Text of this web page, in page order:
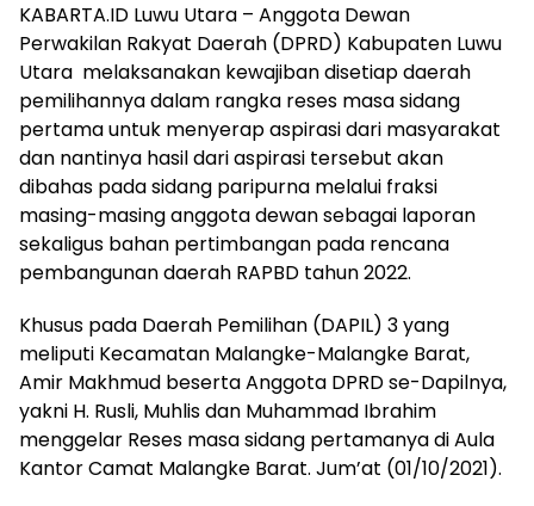
KABARTA.ID Luwu Utara – Anggota Dewan
Perwakilan Rakyat Daerah (DPRD) Kabupaten Luwu
Utara melaksanakan kewajiban disetiap daerah
pemilihannya dalam rangka reses masa sidang
pertama untuk menyerap aspirasi dari masyarakat
dan nantinya hasil dari aspirasi tersebut akan
dibahas pada sidang paripurna melalui fraksi
masing-masing anggota dewan sebagai laporan
sekaligus bahan pertimbangan pada rencana
pembangunan daerah RAPBD tahun 2022.
Khusus pada Daerah Pemilihan (DAPIL) 3 yang
meliputi Kecamatan Malangke-Malangke Barat,
Amir Makhmud beserta Anggota DPRD se-Dapilnya,
yakni H. Rusli, Muhlis dan Muhammad Ibrahim
menggelar Reses masa sidang pertamanya di Aula
Kantor Camat Malangke Barat. Jum’at (01/10/2021).